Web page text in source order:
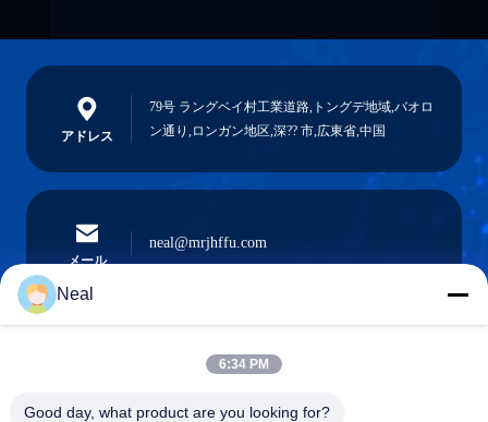
アドレス
79号 ラングベイ村工業道路,トングデ地域,バオロ
ン通り,ロンガン地区,深?? 市,広東省,中国
メール
neal@mrjhffu.com
0086-18902486836
Neal
6:34 PM
Good day, what product are you looking for?